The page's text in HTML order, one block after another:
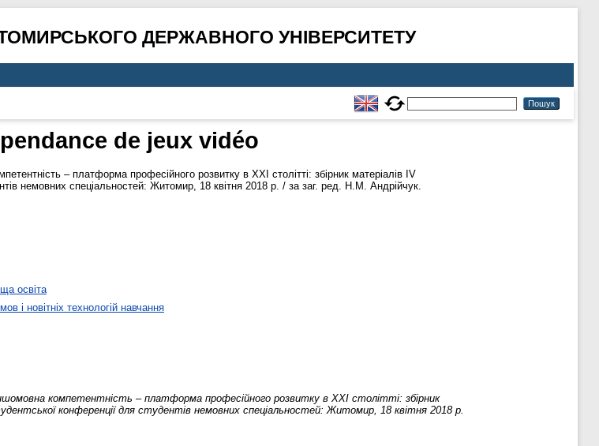
ДЕРЖАВНОГО УНІВЕРСИТЕТУ
de jeux vidéo
– платформа професійного розвитку в ХХІ столітті: збірник матеріалів ІV
немовних спеціальностей: Житомир, 18 квітня 2018 р. / за заг. ред. Н.М. Андрійчук.
освіта
і новітніх технологій навчання
компетентність – платформа професійного розвитку в ХХІ столітті: збірник
конференції для студентів немовних спеціальностей: Житомир, 18 квітня 2018 р.